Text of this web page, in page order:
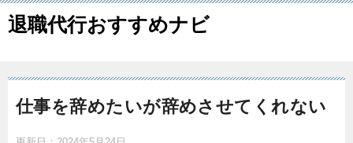
退職代行おすすめナビ
仕事を辞めたいが辞めさせてくれない